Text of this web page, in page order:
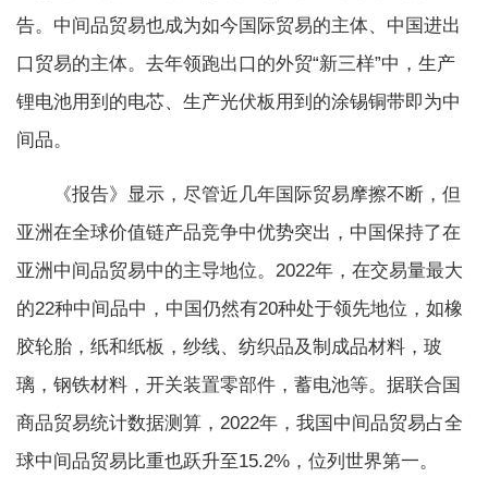
告。中间品贸易也成为如今国际贸易的主体、中国进出
口贸易的主体。去年领跑出口的外贸“新三样”中，生产
锂电池用到的电芯、生产光伏板用到的涂锡铜带即为中
间品。
《报告》显示，尽管近几年国际贸易摩擦不断，但
亚洲在全球价值链产品竞争中优势突出，中国保持了在
亚洲中间品贸易中的主导地位。2022年，在交易量最大
的22种中间品中，中国仍然有20种处于领先地位，如橡
胶轮胎，纸和纸板，纱线、纺织品及制成品材料，玻
璃，钢铁材料，开关装置零部件，蓄电池等。据联合国
商品贸易统计数据测算，2022年，我国中间品贸易占全
球中间品贸易比重也跃升至15.2%，位列世界第一。